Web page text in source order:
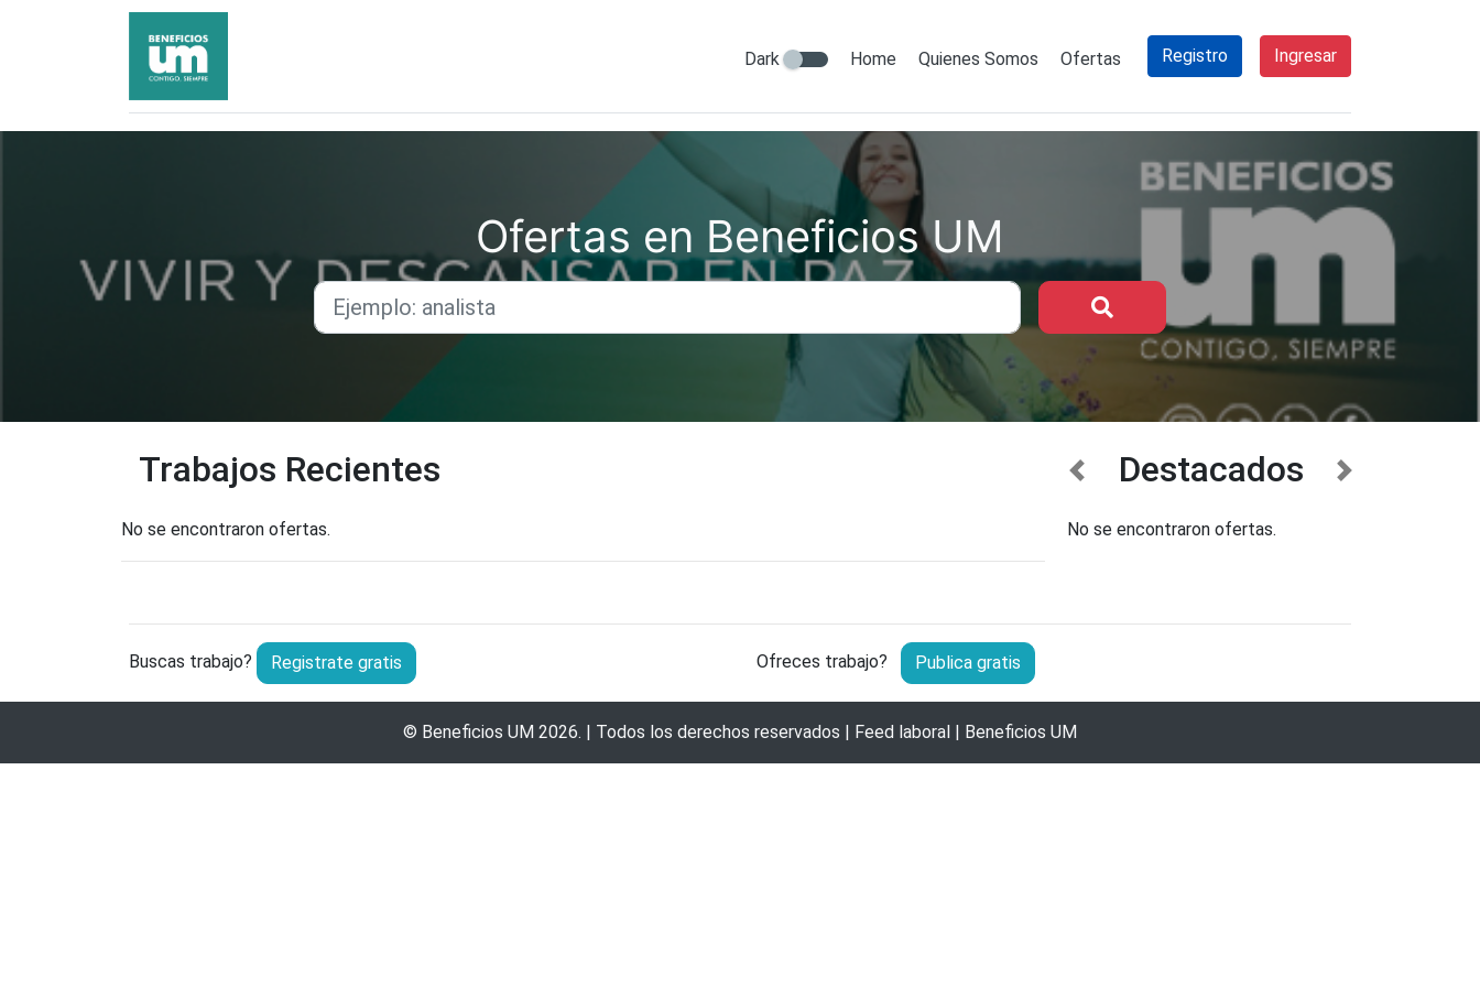
Dark Home Quienes Somos Ofertas Registro Ingresar
Ofertas en Beneficios UM
Trabajos Recientes
No se encontraron ofertas.
Destacados
anterior siguiente
No se encontraron ofertas.
Buscas trabajo? Registrate gratis Ofreces trabajo? Publica gratis
© Beneficios UM 2026. | Todos los derechos reservados | Feed laboral | Beneficios UM